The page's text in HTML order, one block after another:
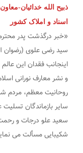
ذبیح الله خدائیان-
اسناد و املاک کشور
«خبر درگذشت پدر
سید رضی علوی (رضوان
اینجانب فقدان این
و نشر معارف نورانی
روحانیت معظم، مردم
سایر بازماندگان
سعید علو درجات و رحمت
شکیبایی مسألت می